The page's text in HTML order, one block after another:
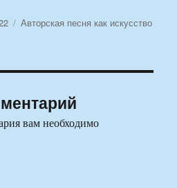
Рубрики
Авторская песня как искусство
вам необходимо